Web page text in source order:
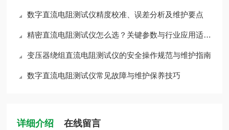
数字直流电阻测试仪精度校准、误差分析及维护要点
精密直流电阻测试仪怎么选？关键参数与行业应用适配指南
变压器绕组直流电阻测试仪的安全操作规范与维护指南
数字直流电阻测试仪常见故障与维护保养技巧
详细介绍 在线留言